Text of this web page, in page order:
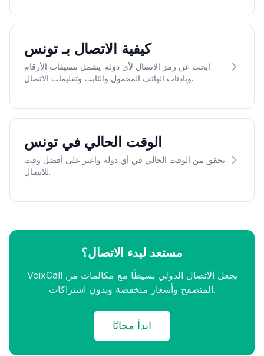
كيفية الاتصال بـ تونس
ابحث عن رمز الاتصال لأي دولة. يشمل تنسيقات الأرقام
وبادئات الهاتف المحمول والثابت وتعليمات الاتصال.
الوقت الحالي في تونس
تحقق من الوقت الحالي في أي دولة واعثر على أفضل وقت
للاتصال.
مستعد لبدء الاتصال؟
VoixCall يجعل الاتصال الدولي بسيطًا مع مكالمات من
المتصفح وأسعار منخفضة وبدون اشتراكات.
ابدأ مجانًا